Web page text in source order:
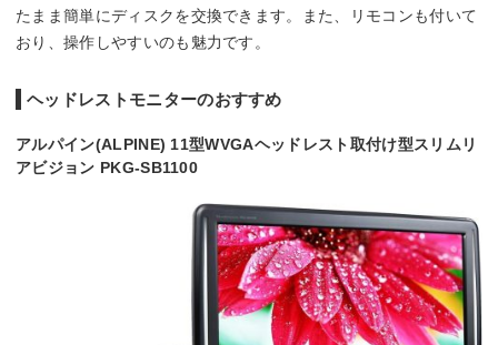
たまま簡単にディスクを交換できます。また、リモコンも付いて
おり、操作しやすいのも魅力です。
ヘッドレストモニターのおすすめ
アルパイン(ALPINE) 11型WVGAヘッドレスト取付け型スリムリ
アビジョン PKG-SB1100